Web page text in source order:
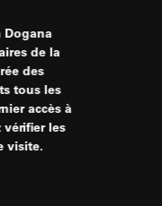
Dogana
de la
des
tous les
accès à
vérifier les
visite.